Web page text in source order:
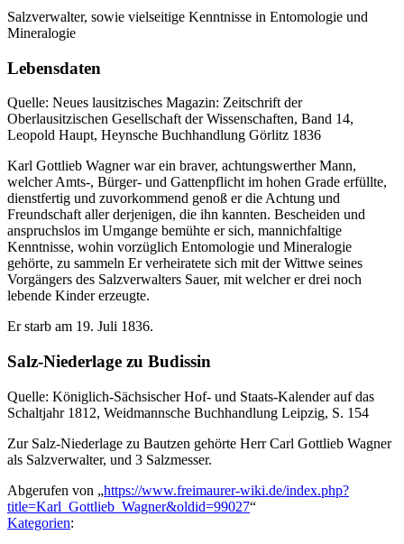
Salzverwalter, sowie vielseitige Kenntnisse in Entomologie und
Mineralogie
Lebensdaten
Quelle: Neues lausitzisches Magazin: Zeitschrift der
Oberlausitzischen Gesellschaft der Wissenschaften, Band 14,
Leopold Haupt, Heynsche Buchhandlung Görlitz 1836
Karl Gottlieb Wagner war ein braver, achtungswerther Mann,
welcher Amts-, Bürger- und Gattenpflicht im hohen Grade erfüllte,
dienstfertig und zuvorkommend genoß er die Achtung und
Freundschaft aller derjenigen, die ihn kannten. Bescheiden und
anspruchslos im Umgange bemühte er sich, mannichfaltige
Kenntnisse, wohin vorzüglich Entomologie und Mineralogie
gehörte, zu sammeln Er verheiratete sich mit der Wittwe seines
Vorgängers des Salzverwalters Sauer, mit welcher er drei noch
lebende Kinder erzeugte.
Er starb am 19. Juli 1836.
Salz-Niederlage zu Budissin
Quelle: Königlich-Sächsischer Hof- und Staats-Kalender auf das
Schaltjahr 1812, Weidmannsche Buchhandlung Leipzig, S. 154
Zur Salz-Niederlage zu Bautzen gehörte Herr Carl Gottlieb Wagner
als Salzverwalter, und 3 Salzmesser.
Abgerufen von „https://www.freimaurer-wiki.de/index.php?
title=Karl_Gottlieb_Wagner&oldid=99027“
Kategorien: